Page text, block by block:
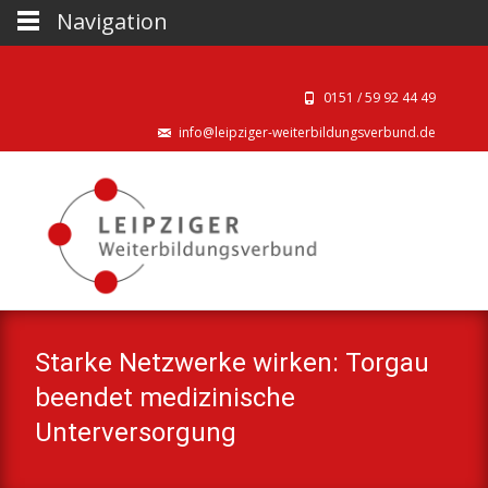
0151 / 59 92 44 49‬
info@leipziger-weiterbildungsverbund.de
Starke Netzwerke wirken: Torgau
beendet medizinische
Unterversorgung
Navigation